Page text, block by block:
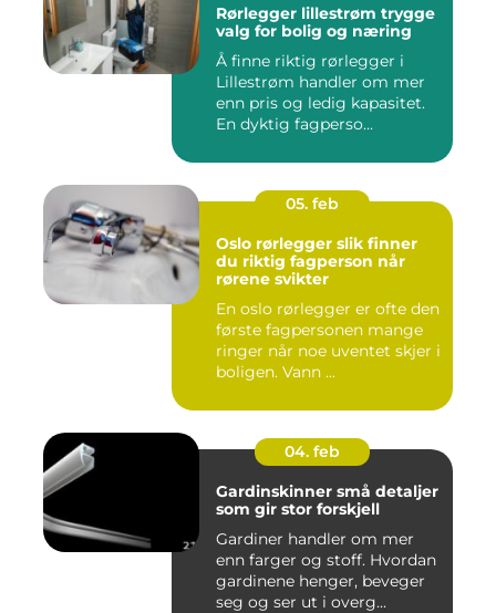
Rørlegger lillestrøm trygge
valg for bolig og næring
Å finne riktig rørlegger i
Lillestrøm handler om mer
enn pris og ledig kapasitet.
En dyktig fagperso...
05. feb
Oslo rørlegger slik finner
du riktig fagperson når
rørene svikter
En oslo rørlegger er ofte den
første fagpersonen mange
ringer når noe uventet skjer i
boligen. Vann ...
04. feb
Gardinskinner små detaljer
som gir stor forskjell
Gardiner handler om mer
enn farger og stoff. Hvordan
gardinene henger, beveger
seg og ser ut i overg...